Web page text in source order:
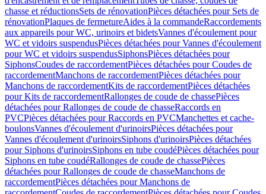
chasse et réductionsSets de rénovationPièces détachées pour Sets de
rénovationPlaques de fermetureAides à la commandeRaccordements
aux appareils pour WC, urinoirs et bidetsVannes d'écoulement pour
WC et vidoirs suspendusPièces détachées pour Vannes d'écoulement
pour WC et vidoirs suspendusSiphonsPièces détachées pour
SiphonsCoudes de raccordementPièces détachées pour Coudes de
raccordementManchons de raccordementPièces détachées pour
Manchons de raccordementKits de raccordementPièces détachées
pour Kits de raccordementRallonges de coude de chassePièces
détachées pour Rallonges de coude de chasseRaccords en
PVCPièces détachées pour Raccords en PVCManchettes et cache-
boulonsVannes d'écoulement d'urinoirsPièces détachées pour
Vannes d'écoulement d'urinoirsSiphons d'urinoirsPièces détachées
pour Siphons d'urinoirsSiphons en tube coudéPièces détachées pour
Siphons en tube coudéRallonges de coude de chassePièces
détachées pour Rallonges de coude de chasseManchons de
raccordementPièces détachées pour Manchons de